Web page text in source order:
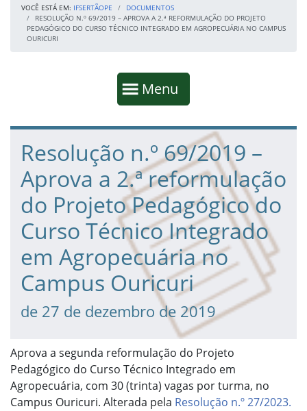
VOCÊ ESTÁ EM: IFSERTÃOPE
DOCUMENTOS
RESOLUÇÃO N.º 69/2019 – APROVA A 2.ª REFORMULAÇÃO DO PROJETO
PEDAGÓGICO DO CURSO TÉCNICO INTEGRADO EM AGROPECUÁRIA NO CAMPUS
OURICURI
Mostrar
Menu
Fim da navegação
Início do conteúdo
Resolução n.º 69/2019 –
Aprova a 2.ª reformulação
do Projeto Pedagógico do
Curso Técnico Integrado
em Agropecuária no
Campus Ouricuri
de 27 de dezembro de 2019
Aprova a segunda reformulação do Projeto
Pedagógico do Curso Técnico Integrado em
Agropecuária, com 30 (trinta) vagas por turma, no
Campus Ouricuri. Alterada pela Resolução n.º 27/2023.